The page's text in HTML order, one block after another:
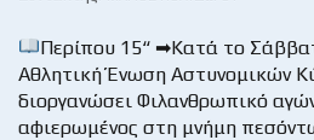
Περίπου 15“ ➡Κατά το
Αθλητική Ένωση Αστυνομικών
διοργανώσει Φιλανθρωπικό
αφιερωμένος στη μνήμη